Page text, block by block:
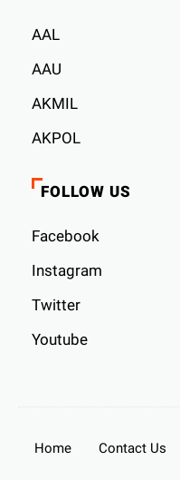
AAL
AAU
AKMIL
AKPOL
FOLLOW US
Facebook
Instagram
Twitter
Youtube
Home Contact Us